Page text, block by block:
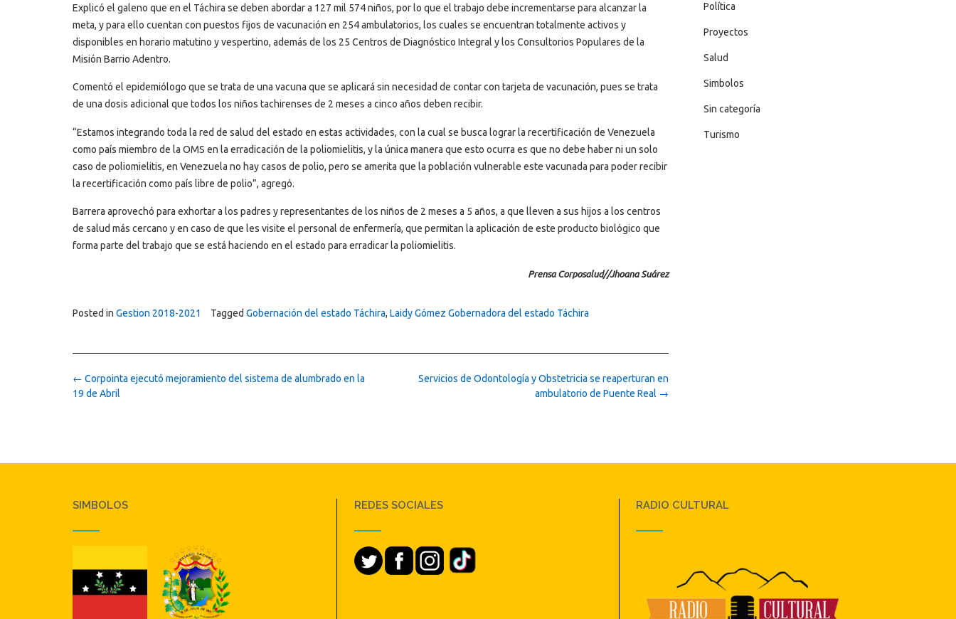
Explicó el galeno que en el Táchira se deben abordar a 127 mil 574 niños, por lo que el trabajo debe incrementarse para alcanzar la
meta, y para ello cuentan con puestos fijos de vacunación en 254 ambulatorios, los cuales se encuentran totalmente activos y
disponibles en horario matutino y vespertino, además de los 25 Centros de Diagnóstico Integral y los Consultorios Populares de la
Misión Barrio Adentro.
Comentó el epidemiólogo que se trata de una vacuna que se aplicará sin necesidad de contar con tarjeta de vacunación, pues se trata
de una dosis adicional que todos los niños tachirenses de 2 meses a cinco años deben recibir.
“Estamos integrando toda la red de salud del estado en estas actividades, con la cual se busca lograr la recertificación de Venezuela
como país miembro de la OMS en la erradicación de la poliomielitis, y la única manera que esto ocurra es que no debe haber ni un solo
caso de poliomielitis, en Venezuela no hay casos de polio, pero se amerita que la población vulnerable este vacunada para poder recibir
la recertificación como país libre de polio”, agregó.
Barrera aprovechó para exhortar a los padres y representantes de los niños de 2 meses a 5 años, a que lleven a sus hijos a los centros
de salud más cercano y en caso de que les visite el personal de enfermería, que permitan la aplicación de este producto biológico que
forma parte del trabajo que se está haciendo en el estado para erradicar la poliomielitis.
Prensa Corposalud//Jhoana Suárez
Posted in Gestion 2018-2021 Tagged Gobernación del estado Táchira, Laidy Gómez Gobernadora del estado Táchira
Post
navigation
Servicios de Odontología y Obstetricia se reaperturan en
ambulatorio de Puente Real →
← Corpointa ejecutó mejoramiento del sistema de alumbrado en la
19 de Abril
Política
Proyectos
Salud
Simbolos
Sin categoría
Turismo
SIMBOLOS REDES SOCIALES RADIO CULTURAL